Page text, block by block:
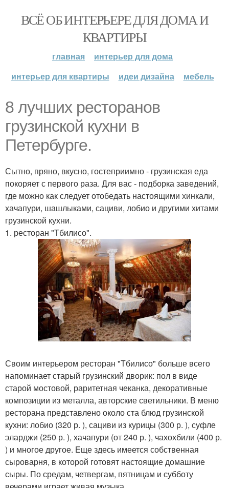
ВСЁ ОБ ИНТЕРЬЕРЕ ДЛЯ ДОМА И
КВАРТИРЫ
главная
интерьер для дома
интерьер для квартиры
идеи дизайна мебель
8 лучших ресторанов
грузинской кухни в
Петербурге.
Сытно, пряно, вкусно, гостеприимно - грузинская еда
покоряет с первого раза. Для вас - подборка заведений,
где можно как следует отобедать настоящими хинкали,
хачапури, шашлыками, сациви, лобио и другими хитами
грузинской кухни.
1. ресторан "Тбилисо".
Своим интерьером ресторан "Тбилисо" больше всего
напоминает старый грузинский дворик: пол в виде
старой мостовой, раритетная чеканка, декоративные
композиции из металла, авторские светильники. В меню
ресторана представлено около ста блюд грузинской
кухни: лобио (320 р. ), сациви из курицы (300 р. ), суфле
эларджи (250 р. ), хачапури (от 240 р. ), чахохбили (400 р.
) и многое другое. Еще здесь имеется собственная
сыроварня, в которой готовят настоящие домашние
сыры. По средам, четвергам, пятницам и субботу